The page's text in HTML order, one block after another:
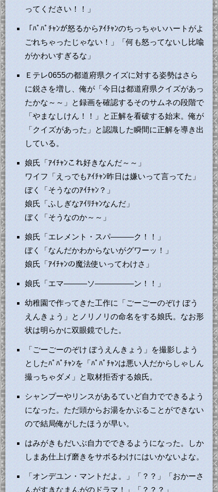
ってください！！」
「ﾊﾟﾊﾟﾁｬﾝが怒るからｱｲﾁｬﾝのちっちゃいハートがよ
ごれちゃったじゃない！」「何も怒ってないし比喩
がかわいすぎるな」
Ｅテレ0655の都道府県クイズに対する姿勢はさら
に鋭さを増し、俺が「今日は都道府県クイズがあっ
たかな～～」と録画を確認するそのサムネの段階で
「やまなしけん！！」と正解を看破する始末。俺が
「クイズがあった」と認識した瞬間に正解を導き出
している。
娘氏「ｱｲﾁｬﾝこれ好きなんだ～～」
ワイフ「えっでもｱｲﾁｬﾝ昨日は嫌いって言ってた」
ぼく「そうなのｱｲﾁｬﾝ？」
娘氏「ふしぎなｱｲﾘﾁｬﾝなんだ」
ぼく「そうなのか～～」
娘氏「エレメント・スパ―――ク！！」
ぼく「なんだかわからないがグワーッ！」
娘氏「ｱｲﾁｬﾝの魔法使いってわけさ」
娘氏「エマ―――ソ―――――ン！！」
幼稚園で作ってきた工作に「ごーごーのぞけ ぼう
えんきょう」とノリノリの命名をする娘氏。なお形
状は明らかに双眼鏡でした。
「ごーごーのぞけ ぼうえんきょう」を撮影しよう
としたﾊﾟﾊﾟﾁｬﾝを「ﾊﾟﾊﾟﾁｬﾝは悪い人だからしゃしん
撮っちゃダメ」と取材拒否する娘氏。
シャンプーやリンスがあるていど自力でできるよう
になった。ただ頭からお湯をかぶることができない
ので結局俺がしたほうが早い。
はみがきもだいぶ自力でできるようになった。しか
しまあ仕上げ磨きをサボるわけにはいかないよな。
「オンデユン・マントだよ。」「？？」「おかーさ
んがすきなまんがのドラマ！」「？？？」